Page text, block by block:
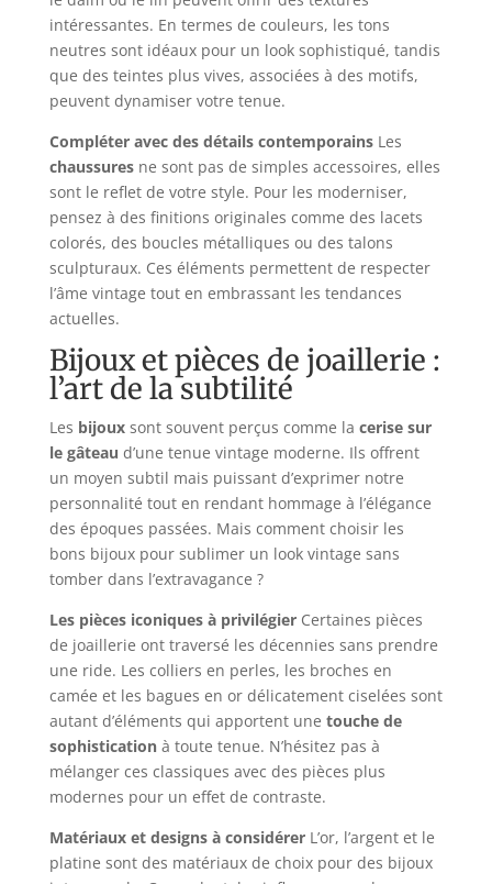
intéressantes. En termes de couleurs, les tons
neutres sont idéaux pour un look sophistiqué, tandis
que des teintes plus vives, associées à des motifs,
peuvent dynamiser votre tenue.
Compléter avec des détails contemporainsLes
chaussuresne sont pas de simples accessoires, elles
sont le reflet de votre style. Pour les moderniser,
pensez à des finitions originales comme des lacets
colorés, des boucles métalliques ou des talons
sculpturaux. Ces éléments permettent de respecter
l’âme vintage tout en embrassant les tendances
actuelles.
Bijoux et pièces de joaillerie :
l’art de la subtilité
Les bijouxsont souvent perçus comme la cerise sur
le gâteau d’une tenue vintage moderne. Ils offrent
un moyen subtil mais puissant d’exprimer notre
personnalité tout en rendant hommage à l’élégance
des époques passées. Mais comment choisir les
bons bijoux pour sublimer un look vintage sans
tomber dans l’extravagance ?
Les pièces iconiques à privilégierCertaines pièces
de joaillerie ont traversé les décennies sans prendre
une ride. Les colliers en perles, les broches en
camée et les bagues en or délicatement ciselées sont
autant d’éléments qui apportent une touche de
sophisticationà toute tenue. N’hésitez pas à
mélanger ces classiques avec des pièces plus
modernes pour un effet de contraste.
Matériaux et designs à considérerL’or, l’argent et le
platine sont des matériaux de choix pour des bijoux